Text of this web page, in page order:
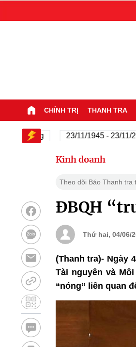
CHÍNH TRỊ THANH TRA
23/11/1945 - 23/11/2025
Kinh doanh
Theo dõi Báo Thanh tra
ĐBQH
Thứ hai, 04/06/
(Thanh tra)- Ngày
Tài nguyên và
“nóng” liên quan